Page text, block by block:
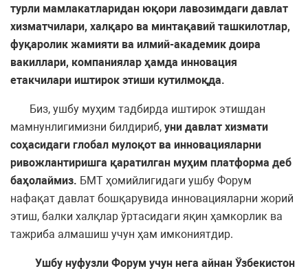
турли мамлакатларидан юқори лавозимдаги давлат
хизматчилари, халқаро ва минтақавий ташкилотлар,
фуқаролик жамияти ва илмий-академик доира
вакиллари, компаниялар ҳамда инновация
етакчилари иштирок этиши кутилмоқда.
Биз, ушбу муҳим тадбирда иштирок этишдан
мамнунлигимизни билдириб, уни давлат хизмати
соҳасидаги глобал мулоқот ва инновацияларни
ривожлантиришга қаратилган муҳим платформа деб
баҳолаймиз. БМТ ҳомийлигидаги ушбу Форум
нафақат давлат бошқарувида инновацияларни жорий
этиш, балки халқлар ўртасидаги яқин ҳамкорлик ва
тажриба алмашиш учун ҳам имкониятдир.
Ушбу нуфузли Форум учун нега айнан Ўзбекистон